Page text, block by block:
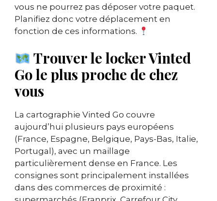
vous ne pourrez pas déposer votre paquet.
Planifiez donc votre déplacement en
fonction de ces informations.
Trouver le locker Vinted
Go le plus proche de chez
vous
La cartographie Vinted Go couvre
aujourd’hui plusieurs pays européens
(France, Espagne, Belgique, Pays-Bas, Italie,
Portugal), avec un maillage
particulièrement dense en France. Les
consignes sont principalement installées
dans des commerces de proximité :